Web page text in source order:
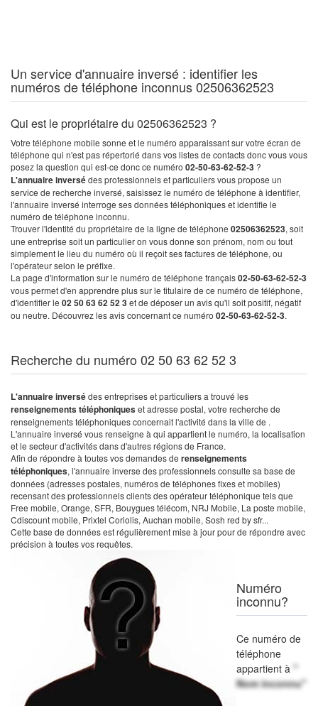
Un service d'annuaire inversé : identifier les
numéros de téléphone inconnus 02506362523
Qui est le propriétaire du 02506362523 ?
Votre téléphone mobile sonne et le numéro apparaissant sur votre écran de
téléphone qui n'est pas répertorié dans vos listes de contacts donc vous vous
posez la question qui est-ce donc ce numéro 02-50-63-62-52-3 ?
L'annuaire inversédes professionnels et particuliers vous propose un
service de recherche inversé, saisissez le numéro de téléphone à identifier,
l'annuaire inversé interroge ses données téléphoniques et identifie le
numéro de téléphone inconnu.
Trouver l'identité du propriétaire de la ligne de téléphone 02506362523, soit
une entreprise soit un particulier on vous donne son prénom, nom ou tout
simplement le lieu du numéro où il reçoit ses factures de téléphone, ou
l'opérateur selon le préfixe.
La page d'information sur le numéro de téléphone français02-50-63-62-52-3
vous permet d'en apprendre plus sur le titulaire de ce numéro de téléphone,
d'identifier le 02 50 63 62 52 3et de déposer un avis qu'il soit positif, négatif
ou neutre. Découvrez les avis concernant ce numéro 02-50-63-62-52-3.
Recherche du numéro 02 50 63 62 52 3
L'annuaire inversédes entreprises et particuliers a trouvé les
renseignements téléphoniqueset adresse postal, votre recherche de
renseignements téléphoniques concernait l'activité dans la ville de .
L'annuaire inversé vous renseigne à qui appartient le numéro, la localisation
et le secteur d'activités dans d'autres régions de France.
Afin de répondre à toutes vos demandes de renseignements
téléphoniques, l'annuaire inverse des professionnels consulte sa base de
données (adresses postales, numéros de téléphones fixes et mobiles)
recensant des professionnels clients des opérateur téléphonique tels que
Free mobile, Orange, SFR, Bouygues télécom, NRJ Mobile, La poste mobile,
Cdiscount mobile, Prixtel Coriolis, Auchan mobile, Sosh red by sfr...
Cette base de données est régulièrement mise à jour pour de répondre avec
précision à toutes vos requêtes.
Numéro
inconnu?
Ce numéro de
téléphone
appartient à "
Nom inconnu"